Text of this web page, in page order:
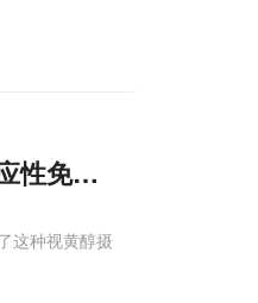
免疫机制
这种视黄醇摄